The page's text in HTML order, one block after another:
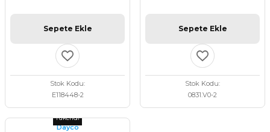
Sepete Ekle
Stok Kodu
E118448-2
Sepete Ekle
Stok Kodu
0831.V0-2
Tükendi
Dayco